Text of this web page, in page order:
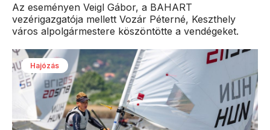
Az eseményen Veigl Gábor, a BAHART
vezérigazgatója mellett Vozár Péterné, Keszthely
város alpolgármestere köszöntötte a vendégeket.
Hajózás